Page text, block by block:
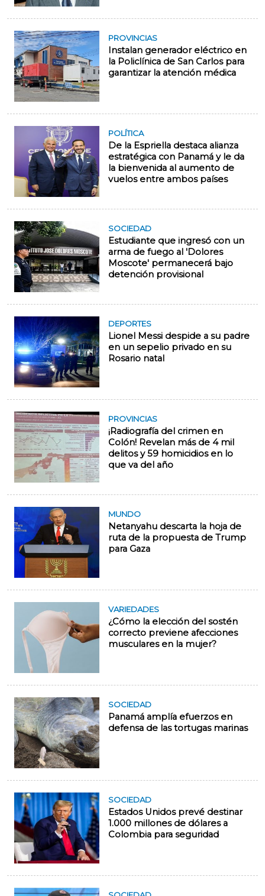
PROVINCIAS
Instalan generador eléctrico en
la Policlínica de San Carlos para
garantizar la atención médica
POLÍTICA
De la Espriella destaca alianza
estratégica con Panamá y le da
la bienvenida al aumento de
vuelos entre ambos países
SOCIEDAD
Estudiante que ingresó con un
arma de fuego al 'Dolores
Moscote' permanecerá bajo
detención provisional
DEPORTES
Lionel Messi despide a su padre
en un sepelio privado en su
Rosario natal
PROVINCIAS
¡Radiografía del crimen en
Colón! Revelan más de 4 mil
delitos y 59 homicidios en lo
que va del año
MUNDO
Netanyahu descarta la hoja de
ruta de la propuesta de Trump
para Gaza
VARIEDADES
¿Cómo la elección del sostén
correcto previene afecciones
musculares en la mujer?
SOCIEDAD
Panamá amplía efuerzos en
defensa de las tortugas marinas
SOCIEDAD
Estados Unidos prevé destinar
1.000 millones de dólares a
Colombia para seguridad